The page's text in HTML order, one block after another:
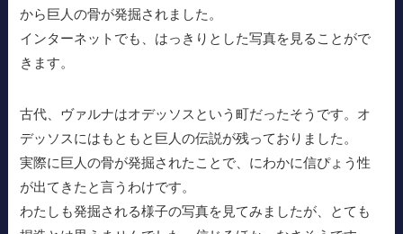
から巨人の骨が発掘されました。
インターネットでも、はっきりとした写真を見ることがで
きます。
古代、ヴァルナはオデッソスという町だったそうです。オ
デッソスにはもともと巨人の伝説が残っておりました。
実際に巨人の骨が発掘されたことで、にわかに信ぴょう性
が出てきたと言うわけです。
わたしも発掘される様子の写真を見てみましたが、とても